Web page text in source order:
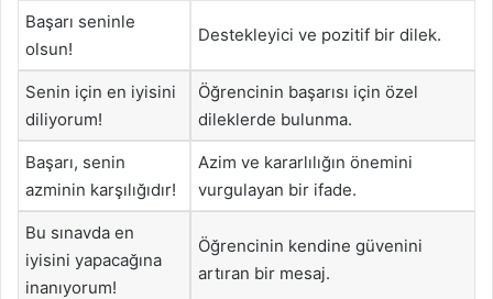
Başarı seninle
olsun!
Destekleyici ve pozitif bir dilek.
Senin için en iyisini
diliyorum!
Öğrencinin başarısı için özel
dileklerde bulunma.
Başarı, senin
azminin karşılığıdır!
Azim ve kararlılığın önemini
vurgulayan bir ifade.
Bu sınavda en
iyisini yapacağına
inanıyorum!
Öğrencinin kendine güvenini
artıran bir mesaj.